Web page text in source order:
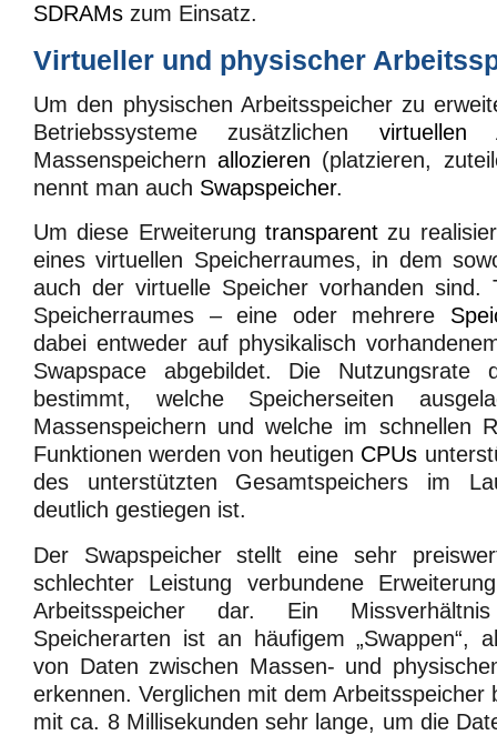
SDRAMs zum Einsatz.
Virtueller und physischer
Um den physischen Arbeitsspeicher zu
Betriebssysteme zusätzlichen virtuellen
Massenspeichernallozieren (platzieren,
nennt man auch Swapspeicher.
Um diese Erweiterungtransparent zu
eines virtuellen Speicherraumes, in dem
auch der virtuelle Speicher vorhanden sind.
Speicherraumes – eine oder mehrere
dabei entweder auf physikalisch
Swapspace abgebildet. Die Nutzungsrate
bestimmt, welche Speicherseiten
Massenspeichern und welche im schnellen
Funktionen werden von heutigen CPUs
des unterstützten Gesamtspeichers im
deutlich gestiegen ist.
Der Swapspeicher stellt eine sehr
schlechter Leistung verbundene
Arbeitsspeicher dar. Ein
Speicherarten ist an häufigem „Swappen“,
von Daten zwischen Massen- und
erkennen. Verglichen mit dem Arbeitsspeicher
mit ca. 8 Millisekunden sehr lange, um die